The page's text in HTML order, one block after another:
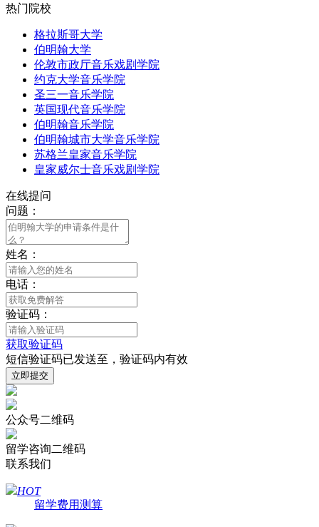
热门院校
格拉斯哥大学
伯明翰大学
伦敦市政厅音乐戏剧学院
约克大学音乐学院
圣三一音乐学院
英国现代音乐学院
伯明翰音乐学院
伯明翰城市大学音乐学院
苏格兰皇家音乐学院
皇家威尔士音乐戏剧学院
在线提问
问题：
姓名：
电话：
验证码：
获取验证码
短信验证码已发送至 ，验证码内有效
立即提交
公众号二维码
留学咨询二维码
联系我们
HOT
留学费用测算